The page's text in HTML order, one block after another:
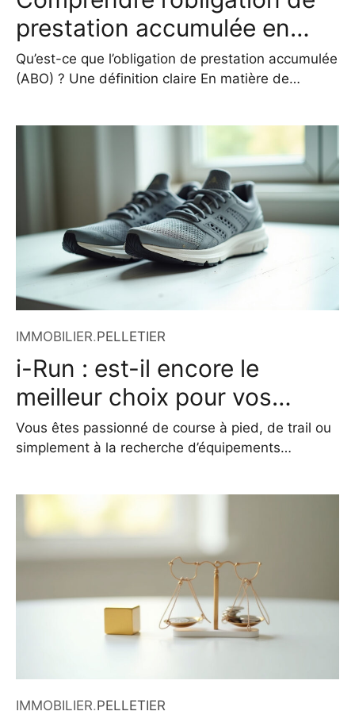
prestation accumulée en
2026
Qu’est-ce que l’obligation de prestation accumulée
(ABO) ? Une définition claire En matière de
l’organisation. L’un de ces indicateurs essentiels
est l’obligation de prestation accumulée, ou ABO. Il
s’agit du montant que l’entreprise devrait
IMMOBILIER.PELLETIER
i-Run : est-il encore le
meilleur choix pour vos
chaussures de sport en
2026 ?
Vous êtes passionné de course à pied, de trail ou
simplement à la recherche d’équipements
les sportifs en quête de qualité, de choix et de
conseils spécialisés. Présent sur le marché depuis
plusieurs années, ce spécialiste du sport en ligne
IMMOBILIER.PELLETIER